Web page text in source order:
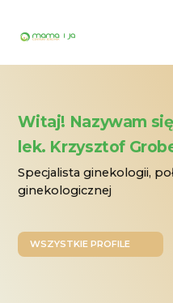
Witaj! Nazywam się
lek. Krzysztof
Specjalista ginekologii,
ginekologicznej
WSZYSTKIE PROFILE